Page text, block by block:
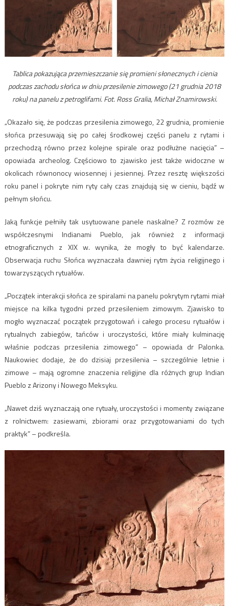
Tablica pokazująca przemieszczanie się promieni słonecznych i cienia
podczas zachodu słońca w dniu przesilenie zimowego (21 grudnia 2018
roku) na panelu z petroglifami. Fot. Ross Gralia, Michał Znamirowski.
„Okazało się, że podczas przesilenia zimowego, 22 grudnia, promienie
słońca przesuwają się po całej środkowej części panelu z rytami i
przechodzą równo przez kolejne spirale oraz podłużne nacięcia” –
opowiada archeolog. Częściowo to zjawisko jest także widoczne w
okolicach równonocy wiosennej i jesiennej. Przez resztę większości
roku panel i pokryte nim ryty cały czas znajdują się w cieniu, bądź w
pełnym słońcu.
Jaką funkcje pełniły tak usytuowane panele naskalne? Z rozmów ze
współczesnymi Indianami Pueblo, jak również z informacji
etnograficznych z XIX w. wynika, że mogły to być kalendarze.
Obserwacja ruchu Słońca wyznaczała dawniej rytm życia religijnego i
towarzyszących rytuałów.
„Początek interakcji słońca ze spiralami na panelu pokrytym rytami miał
miejsce na kilka tygodni przed przesileniem zimowym. Zjawisko to
mogło wyznaczać początek przygotowań i całego procesu rytuałów i
rytualnych zabiegów, tańców i uroczystości, które miały kulminację
właśnie podczas przesilenia zimowego” – opowiada dr Palonka.
Naukowiec dodaje, że do dzisiaj przesilenia – szczególnie letnie i
zimowe – mają ogromne znaczenia religijne dla różnych grup Indian
Pueblo z Arizony i Nowego Meksyku.
„Nawet dziś wyznaczają one rytuały, uroczystości i momenty związane
z rolnictwem: zasiewami, zbiorami oraz przygotowaniami do tych
praktyk” – podkreśla.